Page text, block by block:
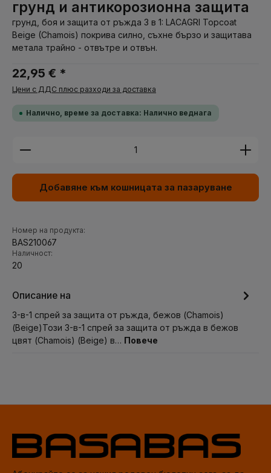
грунд и антикорозионна защита
грунд, боя и защита от ръжда 3 в 1: LACAGRI Topcoat
Beige (Chamois) покрива силно, съхне бързо и защитава
метала трайно - отвътре и отвън.
22,95 € *
Цени с ДДС плюс разходи за доставка
Налично, време за доставка: Налично веднага
Количество на продукта: Въведете желаната
Добавяне към кошницата за пазаруване
Номер на продукта:
BAS210067
Наличност:
20
Описание на
3-в-1 спрей за защита от ръжда, бежов (Chamois)
(Beige)Този 3-в-1 спрей за защита от ръжда в бежов
цвят (Chamois) (Beige) в… Повече